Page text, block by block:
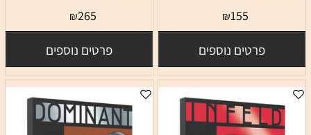
₪155
פרטים נוספים
₪265
פרטים נוספים